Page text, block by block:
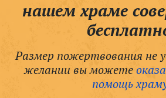
нашем храме
Размер пожертвования не
желании вы можете
помощь